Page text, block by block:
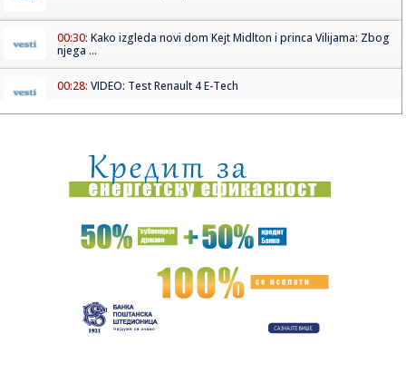
00:30: Kako izgleda novi dom Kejt Midlton i princa Vilijama: Zbog
njega ...
00:28: VIDEO: Test Renault 4 E-Tech
00:24:Džeko u centru spektakla: Šalke okupio više hiljada navijača
00:24:Bez golova u Hercegovini: Široki i Sloga, Sarajevo i Radnik
remi...
Đura Đ. Trajković br. 26: Plejlista za sivu zonu (Fontaines
00:17:Velika akcija tokom noći i ranog jutra u Beogradu: Ekipe